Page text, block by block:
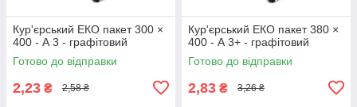
Кур'єрський ЕКО пакет 300 ×
400 - А 3 - графітовий
Готово до відправки
2,23 ₴ 2,58 ₴
Кур'єрський ЕКО пакет 380 ×
400 - А 3+ - графітовий
Готово до відправки
2,83 ₴ 3,26 ₴